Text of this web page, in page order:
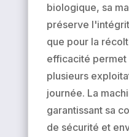
biologique, sa
préserve
que pour la
efficacité
plusieurs
journée. La
garantissant sa
de sécurité et